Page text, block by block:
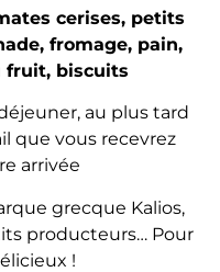
cerises, petits
fromage, pain,
fruit, biscuits
au plus tard
que vous recevrez
arrivée
grecque Kalios,
producteurs… Pour
!